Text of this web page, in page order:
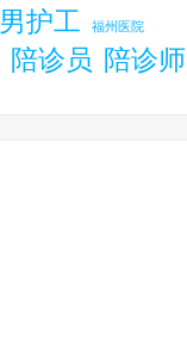
男护工 福州医院
陪诊员 陪诊师